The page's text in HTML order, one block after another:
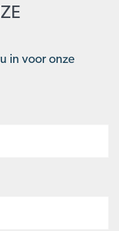
in voor onze